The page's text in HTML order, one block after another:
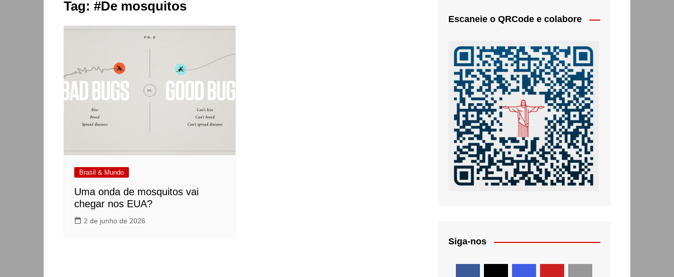
Tag: #De mosquitos
Brasil & Mundo
Uma onda de mosquitos vai
chegar nos EUA?
2 de junho de 2026
Escaneie o QRCode e colabore
Siga-nos